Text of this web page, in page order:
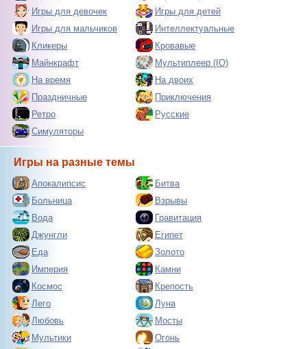
Игры для девочек
Игры для детей
Игры для мальчиков
Интеллектуальные
Кликеры
Кровавые
Майнкрафт
Мультиплеер (IO)
На время
На двоих
Праздничные
Приключения
Ретро
Русские
Симуляторы
Игры на разные темы
Апокалипсис
Битва
Больница
Взрывы
Вода
Гравитация
Джунгли
Египет
Еда
Золото
Империя
Камни
Космос
Крепость
Лего
Луна
Любовь
Мосты
Мультики
Огонь